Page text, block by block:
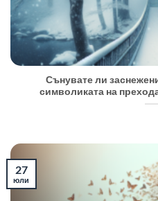
Сънувате ли
символиката на
27
юли